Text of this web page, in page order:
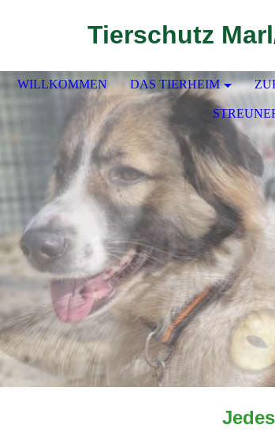
Tierschutz
WILLKOMMEN DAS TIERHEIM